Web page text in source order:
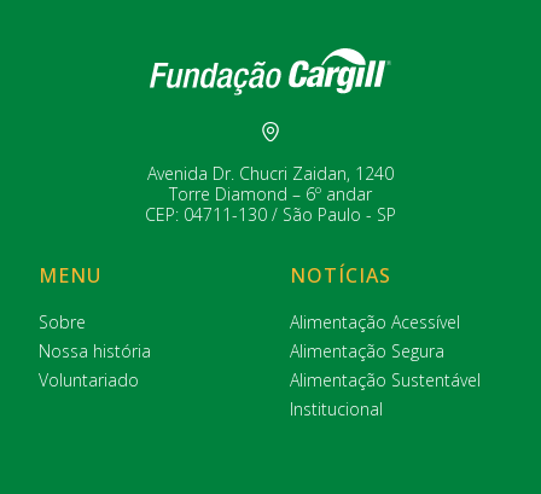
Avenida Dr. Chucri Zaidan, 1240
Torre Diamond – 6º andar
CEP: 04711-130 / São Paulo - SP
MENU
Sobre
Nossa história
Voluntariado
NOTÍCIAS
Alimentação Acessível
Alimentação Segura
Alimentação Sustentável
Institucional